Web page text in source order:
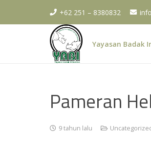
+62 251 – 8380832
Yayasan Badak
Pameran
9 tahun lalu